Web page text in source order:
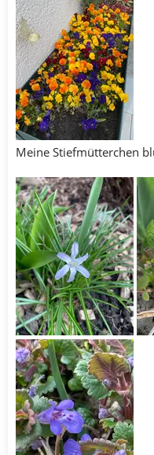
Meine Stiefmütterchen